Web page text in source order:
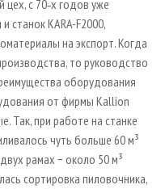
с 70‑х годов уже
станок KARA-F2000,
на экспорт. Когда
то руководство
оборудования
от фирмы Kallion
Так, при работе на станке
чуть больше 60 м³
рамах − около 50 м³
сортировка пиловочника,